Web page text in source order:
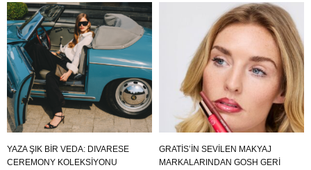
YAZA ŞIK BIR VEDA: DIVARESE
CEREMONY KOLEKSIYONU
GRATIS’IN SEVILEN MAKYAJ
MARKALARINDAN GOSH GERI